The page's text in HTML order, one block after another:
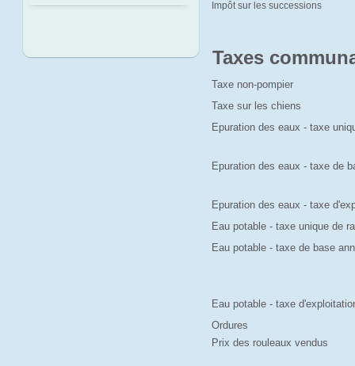
Impôt sur les successions
Taxes
Taxe non-pompier
Taxe sur les chiens
Epuration des eaux - taxe
Epuration des eaux - taxe de
Epuration des eaux - taxe
Eau potable - taxe unique de
Eau potable - taxe de base
Eau potable - taxe
Ordures
Prix des rouleaux vendus